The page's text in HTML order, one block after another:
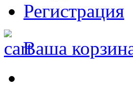
Регистрация
Ваша